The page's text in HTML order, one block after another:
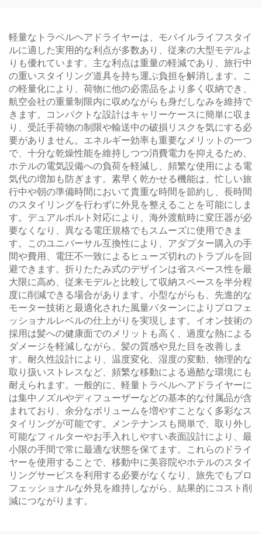
軽量なトラベルヘアドライヤーは、モバイルライフスタイ
ルに適した実用的な利点が多数あり、従来の大型モデルよ
りも優れています。主な利点は重量の軽減であり、旅行中
の重いスタイリング道具を持ち運ぶ負担を解消します。こ
の軽量化により、荷物に他の必需品をより多く収納でき、
航空会社の重量制限内に収めながらも身だしなみを維持で
きます。コンパクトな設計はキャリーケースに簡単に収ま
り、受託手荷物の制限や輸送中の破損リスクを気にする必
要がありません。エネルギー効率も重要なメリットの一つ
で、十分な乾燥性能を維持しつつ消費電力を抑えるため、
ホテルの電気設備への負荷を軽減し、頻繁な使用による電
気代の増加も防ぎます。素早く乾かせる機能は、忙しい旅
行中や朝の準備時間において貴重な時間を節約し、長時間
のスタイリングを行わずに外見を整えることを可能にしま
す。デュアルボルト対応により、海外渡航時に変圧器が必
要なくなり、異なる電圧規格でもスムーズに使用できま
す。このユニバーサル互換性により、アダプター購入の手
間や費用、電圧不一致によるヒューズ切れのトラブルを回
避できます。折りたたみ式のデザインは省スペース性を最
大限に高め、従来モデルと比較して収納スペースを半分程
度に削減できる場合があります。小型ながらも、先進的な
モーター技術と最適化された風量パターンによりプロフェ
ッショナルレベルの仕上がりを実現します。イオン技術の
採用は髪への健康面でのメリットも高く、過度な熱による
ダメージを軽減しながら、髪の質感や見た目を改善しま
す。耐久性設計により、温度変化、湿度の変動、物理的な
取り扱いストレスなど、頻繁な移動による過酷な環境にも
耐えられます。一般的に、軽量トラベルヘアドライヤーに
は集中ノズルやディフューザーなどの基本的な付属品が含
まれており、余分なボリュームを増やすことなく多彩なス
タイリングが可能です。メンテナンスも簡単で、取り外し
可能なフィルターやお手入れしやすい表面設計により、最
小限の手間で常に最適な状態を保てます。これらのドライ
ヤーを使用することで、移動中に美容院やホテルのスタイ
リングサービスを利用する必要がなくなり、旅先でもプロ
フェッショナルな外見を維持しながら、結果的にコスト削
減につながります。